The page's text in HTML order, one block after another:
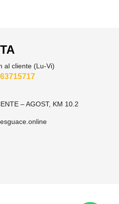
al cliente (Lu-Vi)
– AGOST, KM 10.2